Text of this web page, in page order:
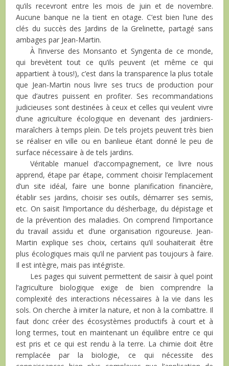
qu’ils recevront entre les mois de juin et de novembre.
Aucune banque ne la tient en otage. C’est bien l’une des
clés du succès des Jardins de la Grelinette, partagé sans
ambages par Jean-Martin.
À l’inverse des Monsanto et Syngenta de ce monde,
qui brevètent tout ce qu’ils peuvent (et même ce qui
appartient à tous!), c’est dans la transparence la plus totale
que Jean-Martin nous livre ses trucs de production pour
que d’autres puissent en profiter. Ses recommandations
judicieuses sont destinées à ceux et celles qui veulent vivre
d’une agriculture écologique en devenant des jardiniers-
maraîchers à temps plein. De tels projets peuvent très bien
se réaliser en ville ou en banlieue étant donné le peu de
surface nécessaire à de tels jardins.
Véritable manuel d’accompagnement, ce livre nous
apprend, étape par étape, comment choisir l’emplacement
d’un site idéal, faire une bonne planification financière,
établir ses jardins, choisir ses outils, démarrer ses semis,
etc. On saisit l’importance du désherbage, du dépistage et
de la prévention des maladies. On comprend l’importance
du travail assidu et d’une organisation rigoureuse. Jean-
Martin explique ses choix, certains qu’il souhaiterait être
plus écologiques mais qu’il ne parvient pas toujours à faire.
Il est intègre, mais pas intégriste.
Les pages qui suivent permettent de saisir à quel point
l’agriculture biologique exige de bien comprendre la
complexité des interactions nécessaires à la vie dans les
sols. On cherche à imiter la nature, et non à la combattre. Il
faut donc créer des écosystèmes productifs à court et à
long termes, tout en maintenant un équilibre entre ce qui
est pris et ce qui est rendu à la terre. La chimie doit être
remplacée par la biologie, ce qui nécessite des